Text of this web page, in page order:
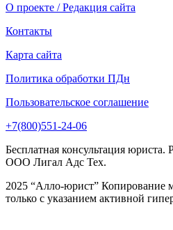
О проекте / Редакция сайта
Контакты
Карта сайта
Политика обработки ПДн
Пользовательское соглашение
+7(800)551-24-06
Бесплатная консультация юриста.
ООО Лигал Адс Тех.
2025 “Алло-юрист” Копирование
только с указанием активной